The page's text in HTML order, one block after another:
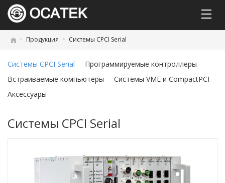
Продукция Системы CPCI Serial
Системы CPCI Serial
Программируемые контроллеры
Встраиваемые компьютеры
Системы VME и CompactPCI
Аксессуары
Системы CPCI Serial